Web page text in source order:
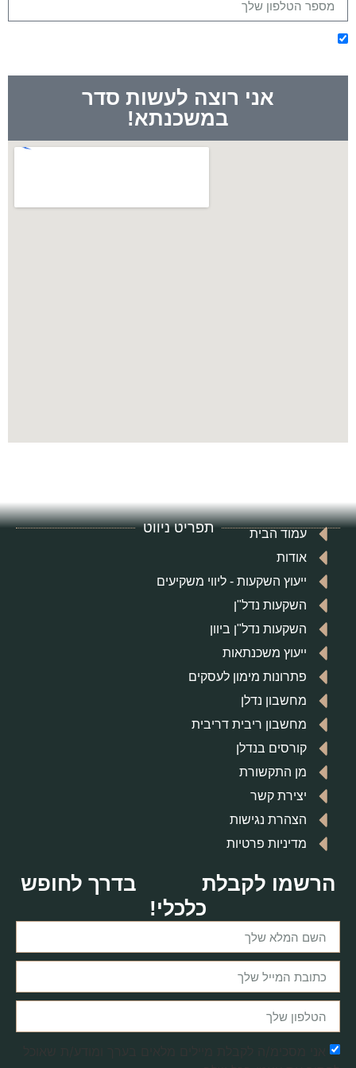
אני רוצה לעשות סדר
במשכנתא!
תפריט ניווט
עמוד הבית
אודות
ייעוץ השקעות - ליווי משקיעים
השקעות נדל"ן
השקעות נדל"ן ביוון
ייעוץ משכנתאות
פתרונות מימון לעסקים
מחשבון נדלן
מחשבון ריבית דריבית
קורסים בנדלן
מן התקשורת
יצירת קשר
הצהרת נגישות
מדיניות פרטיות
הרשמו לקבלת
בדרך לחופש
כלכלי!